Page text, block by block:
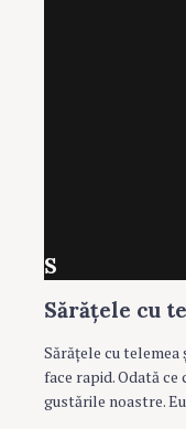
S
Sărăţele cu
Sărăţele cu telemea
face rapid. Odată ce
gustările noastre.